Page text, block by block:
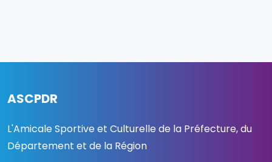
ASCPDR
L'Amicale Sportive et Culturelle de la Préfecture, du
Département et de la Région